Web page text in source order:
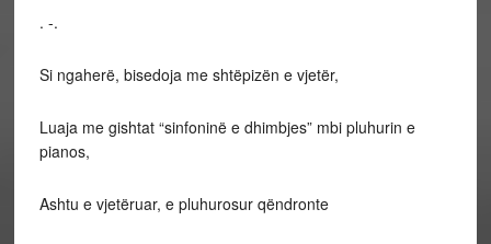
. -.
Si ngaherë, bisedoja me shtëpizën e vjetër,
Luaja me gishtat “sinfoninë e dhimbjes” mbi pluhurin e
pianos,
Ashtu e vjetëruar, e pluhurosur qëndronte